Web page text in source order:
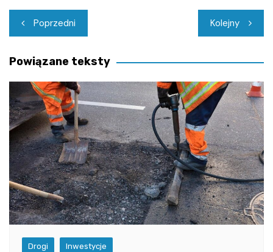
Nawigacja
wpisu
Poprzedni Kolejny
Powiązane teksty
Drogi Inwestycje